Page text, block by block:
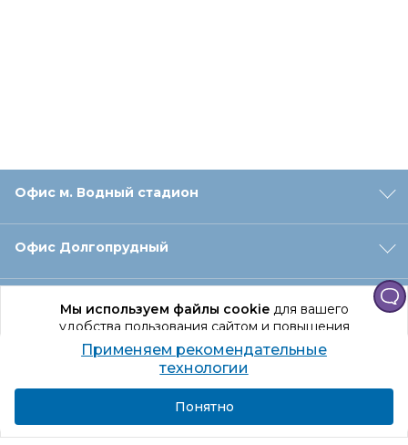
Мы используем файлы cookieдля вашего
удобства пользования сайтом и повышения
качества рекомендаций.
Продолжая использование сайта, вы даете
согласие на обработку персональных данных
Офис м. Водный стадион
Офис Долгопрудный
Офис Санкт‑Петербург
Оформление заказа
Применяем рекомендательные
технологии
Понятно